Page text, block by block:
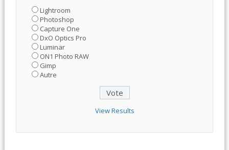
Lightroom
Photoshop
Capture One
DxO Optics Pro
Luminar
ON1 Photo RAW
Gimp
Autre
View Results